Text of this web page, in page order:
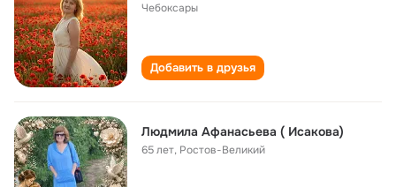
Чебоксары
Добавить в друзья
Людмила Афанасьева ( Исакова)
65 лет, Ростов-Великий